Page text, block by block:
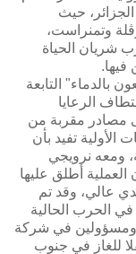
حيث
وتمنراست،
شريان الحياة
بالدماء" التابعة
الرعايا
مصادر مقربة من
الأولية تفيد بأن
ومعه نرويجي
أطلق عليها
عالي، وقد تم
‬ومسؤولين‮ ‬في‮ ‬شركة‮
‬للغاز‮ ‬في‮ ‬جنوب‮